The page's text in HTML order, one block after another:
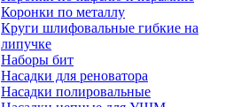
Коронки по металлу
Круги шлифовальные гибкие на
липучке
Наборы бит
Насадки для реноватора
Насадки полировальные